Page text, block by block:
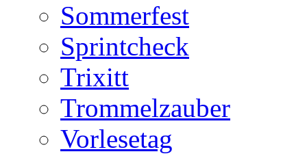
Sommerfest
Sprintcheck
Trixitt
Trommelzauber
Vorlesetag